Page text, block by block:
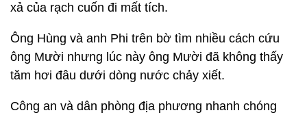
xả của rạch cuốn đi mất tích.
Ông Hùng và anh Phi trên bờ tìm nhiều cách cứu
ông Mười nhưng lúc này ông Mười đã không thấy
tăm hơi đâu dưới dòng nước chảy xiết.
Công an và dân phòng địa phương nhanh chóng